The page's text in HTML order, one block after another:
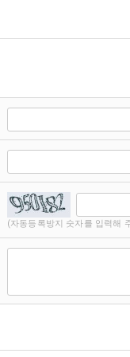
(자동등록방지 숫자를 입력해